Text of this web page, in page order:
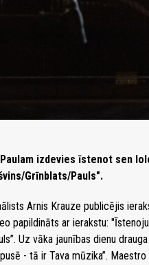
Paulam izdevies īstenot sen
Grīnblats/Pauls".
Arnis Krauze publicējis
papildināts ar ierakstu:
Uz vāka jaunības dienu
- tā ir Tava mūzika”.